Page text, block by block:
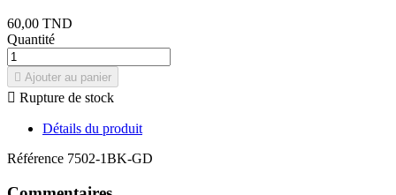
60,00 TND
Quantité
 Ajouter au panier
 Rupture de stock
Détails du produit
Référence 7502-1BK-GD